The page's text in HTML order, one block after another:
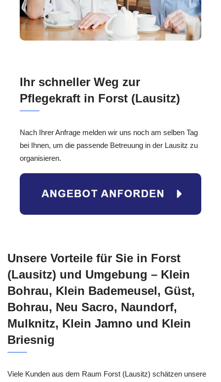
Ihr schneller Weg zur
Pflegekraft in Forst (Lausitz)
Nach Ihrer Anfrage melden wir uns noch am selben Tag
bei Ihnen, um die passende Betreuung in der Lausitz zu
organisieren.
Unsere Vorteile für Sie in Forst
(Lausitz) und Umgebung – Klein
Bohrau, Klein Bademeusel, Güst,
Bohrau, Neu Sacro, Naundorf,
Mulknitz, Klein Jamno und Klein
Briesnig
Viele Kunden aus dem Raum Forst (Lausitz) schätzen unsere